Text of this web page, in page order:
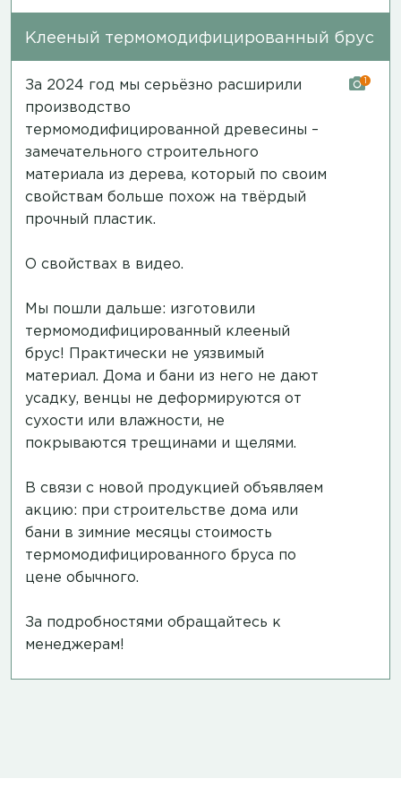
Клееный термомодифицированный брус
За 2024 год мы серьёзно расширили
производство
термомодифицированной древесины –
замечательного строительного
материала из дерева, который по своим
свойствам больше похож на твёрдый
прочный пластик.
О свойствах в видео.
Мы пошли дальше: изготовили
термомодифицированный клееный
брус! Практически не уязвимый
материал. Дома и бани из него не дают
усадку, венцы не деформируются от
сухости или влажности, не
покрываются трещинами и щелями.
В связи с новой продукцией объявляем
акцию: при строительстве дома или
бани в зимние месяцы стоимость
термомодифицированного бруса по
цене обычного.
За подробностями обращайтесь к
менеджерам!
1